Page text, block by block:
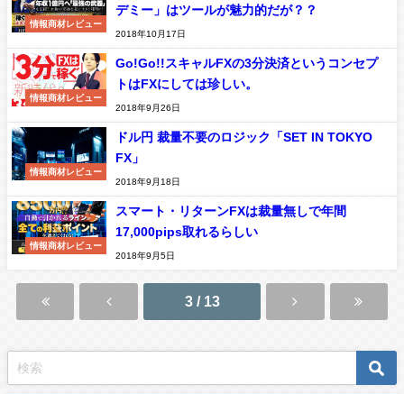
情報商材レビュー
デミー」はツールが魅力的だが？？
2018年10月17日
情報商材レビュー
Go!Go!!スキャルFXの3分決済というコンセプ
トはFXにしては珍しい。
2018年9月26日
情報商材レビュー
ドル円 裁量不要のロジック「SET IN TOKYO
FX」
2018年9月18日
情報商材レビュー
スマート・リターンFXは裁量無しで年間
17,000pips取れるらしい
2018年9月5日
3 / 13